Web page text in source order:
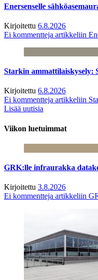
Enersenselle
Kirjoitettu 6.8.2026
Ei kommentteja artikkeliin
Starkin ammattilaiskysely:
Kirjoitettu 6.8.2026
Ei kommentteja artikkeliin
Lisää uutisia
Viikon luetuimmat
GRK:lle infraurakka
Kirjoitettu 3.8.2026
Ei kommentteja artikkeliin